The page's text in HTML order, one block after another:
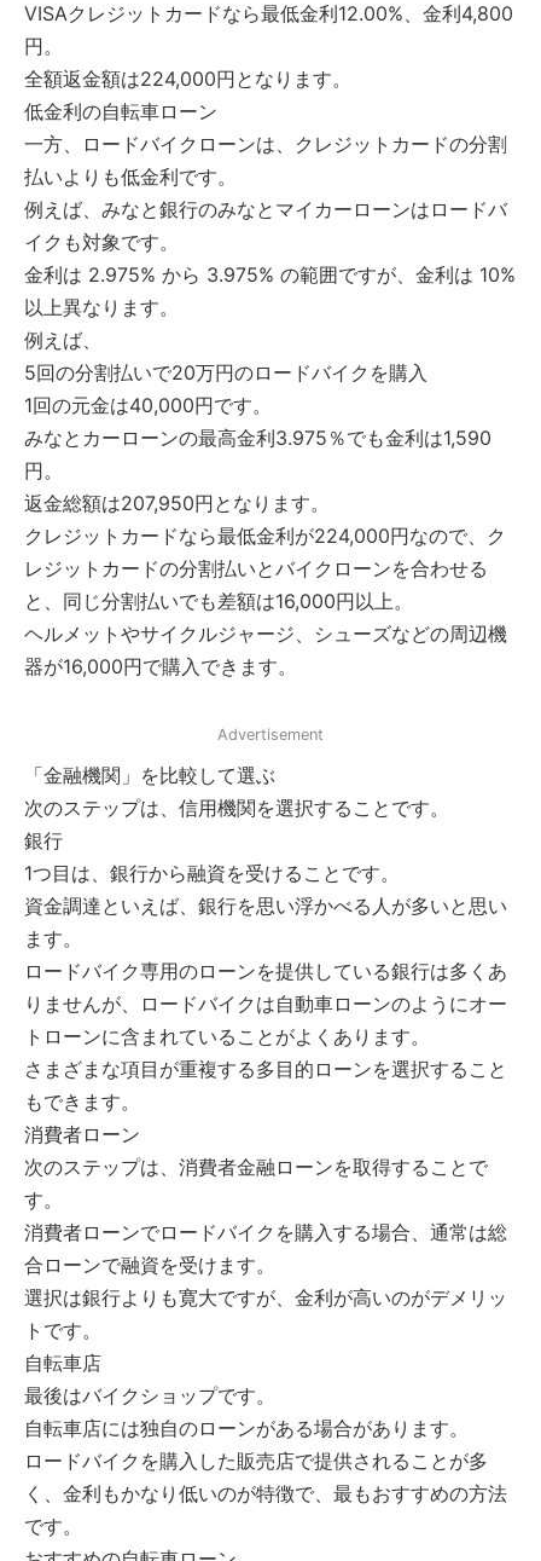
VISAクレジットカードなら最低金利12.00%、金利4,800
円。
全額返金額は224,000円となります。
低金利の自転車ローン
一方、ロードバイクローンは、クレジットカードの分割
払いよりも低金利です。
例えば、みなと銀行のみなとマイカーローンはロードバ
イクも対象です。
金利は 2.975% から 3.975% の範囲ですが、金利は 10%
以上異なります。
例えば、
5回の分割払いで20万円のロードバイクを購入
1回の元金は40,000円です。
みなとカーローンの最高金利3.975％でも金利は1,590
円。
返金総額は207,950円となります。
クレジットカードなら最低金利が224,000円なので、ク
レジットカードの分割払いとバイクローンを合わせる
と、同じ分割払いでも差額は16,000円以上。
ヘルメットやサイクルジャージ、シューズなどの周辺機
器が16,000円で購入できます。
Advertisement
「金融機関」を比較して選ぶ
次のステップは、信用機関を選択することです。
銀行
1つ目は、銀行から融資を受けることです。
資金調達といえば、銀行を思い浮かべる人が多いと思い
ます。
ロードバイク専用のローンを提供している銀行は多くあ
りませんが、ロードバイクは自動車ローンのようにオー
トローンに含まれていることがよくあります。
さまざまな項目が重複する多目的ローンを選択すること
もできます。
消費者ローン
次のステップは、消費者金融ローンを取得することで
す。
消費者ローンでロードバイクを購入する場合、通常は総
合ローンで融資を受けます。
選択は銀行よりも寛大ですが、金利が高いのがデメリッ
トです。
自転車店
最後はバイクショップです。
自転車店には独自のローンがある場合があります。
ロードバイクを購入した販売店で提供されることが多
く、金利もかなり低いのが特徴で、最もおすすめの方法
です。